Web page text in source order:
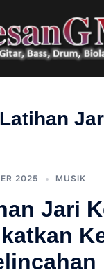
Latihan
2025 MUSIK
Jari